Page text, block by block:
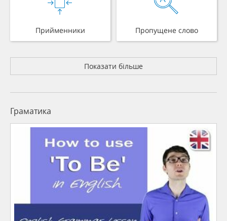
Прийменники Пропущене слово
Показати більше
Граматика